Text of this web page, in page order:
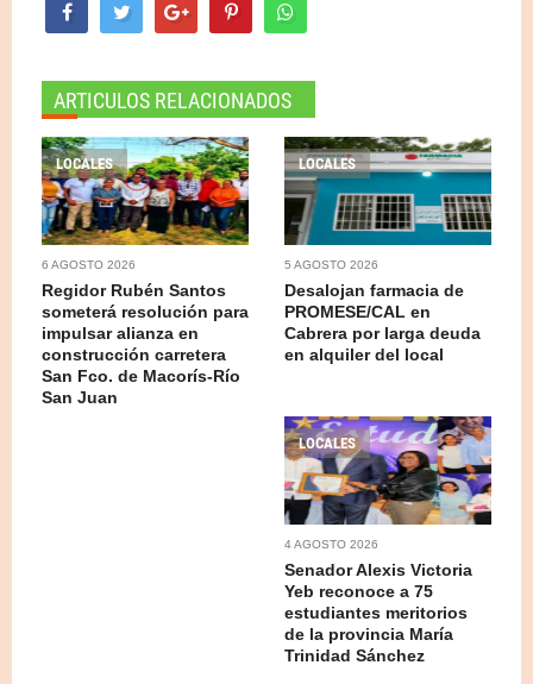
ARTICULOS RELACIONADOS
LOCALES
6 AGOSTO 2026
Regidor Rubén Santos
someterá resolución para
impulsar alianza en
construcción carretera
San Fco. de Macorís-Río
San Juan
LOCALES
5 AGOSTO 2026
Desalojan farmacia de
PROMESE/CAL en
Cabrera por larga deuda
en alquiler del local
LOCALES
4 AGOSTO 2026
Senador Alexis Victoria
Yeb reconoce a 75
estudiantes meritorios
de la provincia María
Trinidad Sánchez